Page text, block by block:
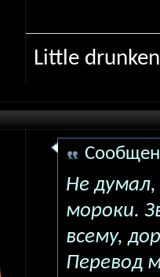
Little
Не
мороки.
всему,
Перевод